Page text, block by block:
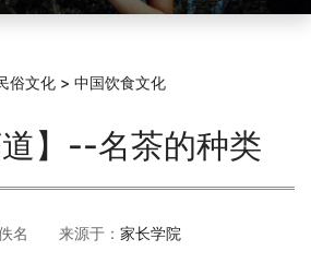
俗文化 > 中国饮食文化
道】--名茶的种类
佚名 来源于： 家长学院